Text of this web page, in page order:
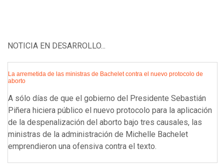
NOTICIA EN DESARROLLO...
La arremetida de las ministras de Bachelet contra el nuevo protocolo de
aborto
A sólo días de que el gobierno del Presidente Sebastián
Piñera hiciera público el nuevo protocolo para la aplicación
de la despenalización del aborto bajo tres causales, las
ministras de la administración de Michelle Bachelet
emprendieron una ofensiva contra el texto.